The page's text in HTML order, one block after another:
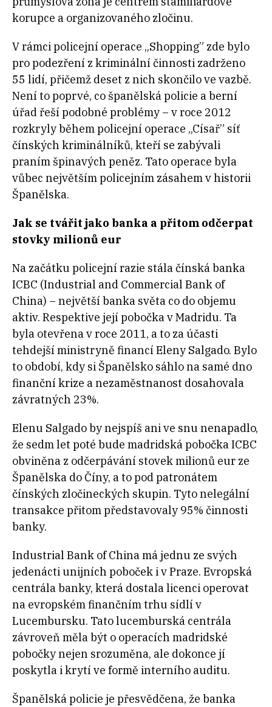
korupce a organizovaného zločinu.
V rámci policejní operace „Shopping” zde bylo
pro podezření z kriminální činnosti zadrženo
55 lidí, přičemž deset z nich skončilo ve vazbě.
Není to poprvé, co španělská policie a berní
úřad řeší podobné problémy – v roce 2012
rozkryly během policejní operace „Císař” síť
čínských kriminálníků, kteří se zabývali
praním špinavých peněz. Tato operace byla
vůbec největším policejním zásahem v historii
Španělska.
Jak se tvářit jako banka a přitom odčerpat
stovky milionů eur
Na začátku policejní razie stála čínská banka
ICBC (Industrial and Commercial Bank of
China) – největší banka světa co do objemu
aktiv. Respektive její pobočka v Madridu. Ta
byla otevřena v roce 2011, a to za účasti
tehdejší ministryně financí Eleny Salgado. Bylo
to období, kdy si Španělsko sáhlo na samé dno
finanční krize a nezaměstnanost dosahovala
závratných 23%.
Elenu Salgado by nejspíš ani ve snu nenapadlo,
že sedm let poté bude madridská pobočka ICBC
obviněna z odčerpávání stovek milionů eur ze
Španělska do Číny, a to pod patronátem
čínských zločineckých skupin. Tyto nelegální
transakce přitom představovaly 95% činnosti
banky.
Industrial Bank of China má jednu ze svých
jedenácti unijních poboček i v Praze. Evropská
centrála banky, která dostala licenci operovat
na evropském finančním trhu sídlí v
Lucembursku. Tato lucemburská centrála
závroveň měla být o operacích madridské
pobočky nejen srozuměna, ale dokonce jí
poskytla i krytí ve formě interního auditu.
Španělská policie je přesvědčena, že banka